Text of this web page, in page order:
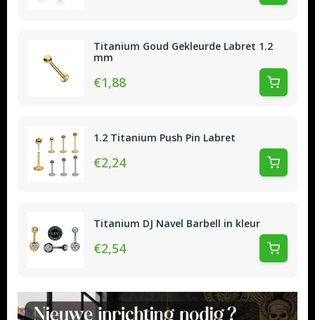
Titanium Goud Gekleurde Labret 1.2
mm
€1,88
1.2 Titanium Push Pin Labret
€2,24
Titanium DJ Navel Barbell in kleur
€2,54